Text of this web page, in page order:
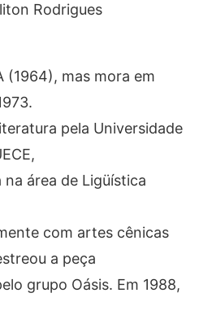
Rodrigues
(1964), mas mora em
pela Universidade
área de Ligüística
com artes cênicas
a peça
grupo Oásis. Em 1988,